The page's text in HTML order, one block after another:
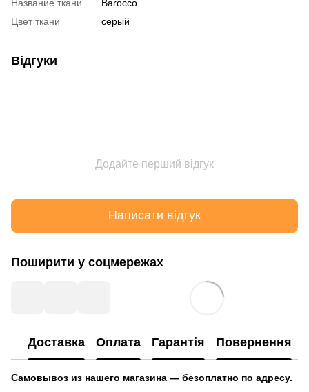
Название ткани
Barocco
Цвет ткани
серый
Відгуки
Додайте перший відгук
Написати відгук
Поширити у соцмережах
Доставка Оплата Гарантія Повернення
Самовывоз из нашего магазина — безоплатно по адресу.